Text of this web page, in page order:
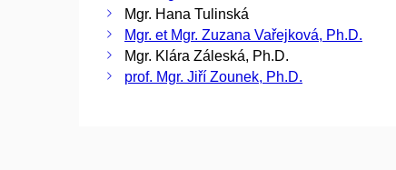
Mgr. Hana Tulinská
Mgr. et Mgr. Zuzana Vařejková, Ph.D.
Mgr. Klára Záleská, Ph.D.
prof. Mgr. Jiří Zounek, Ph.D.